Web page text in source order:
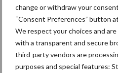
change or withdraw your
“Consent Preferences” button
We respect your choices and
with a transparent and secure
third-party vendors are
purposes and special features:
Thema's Vakpartners